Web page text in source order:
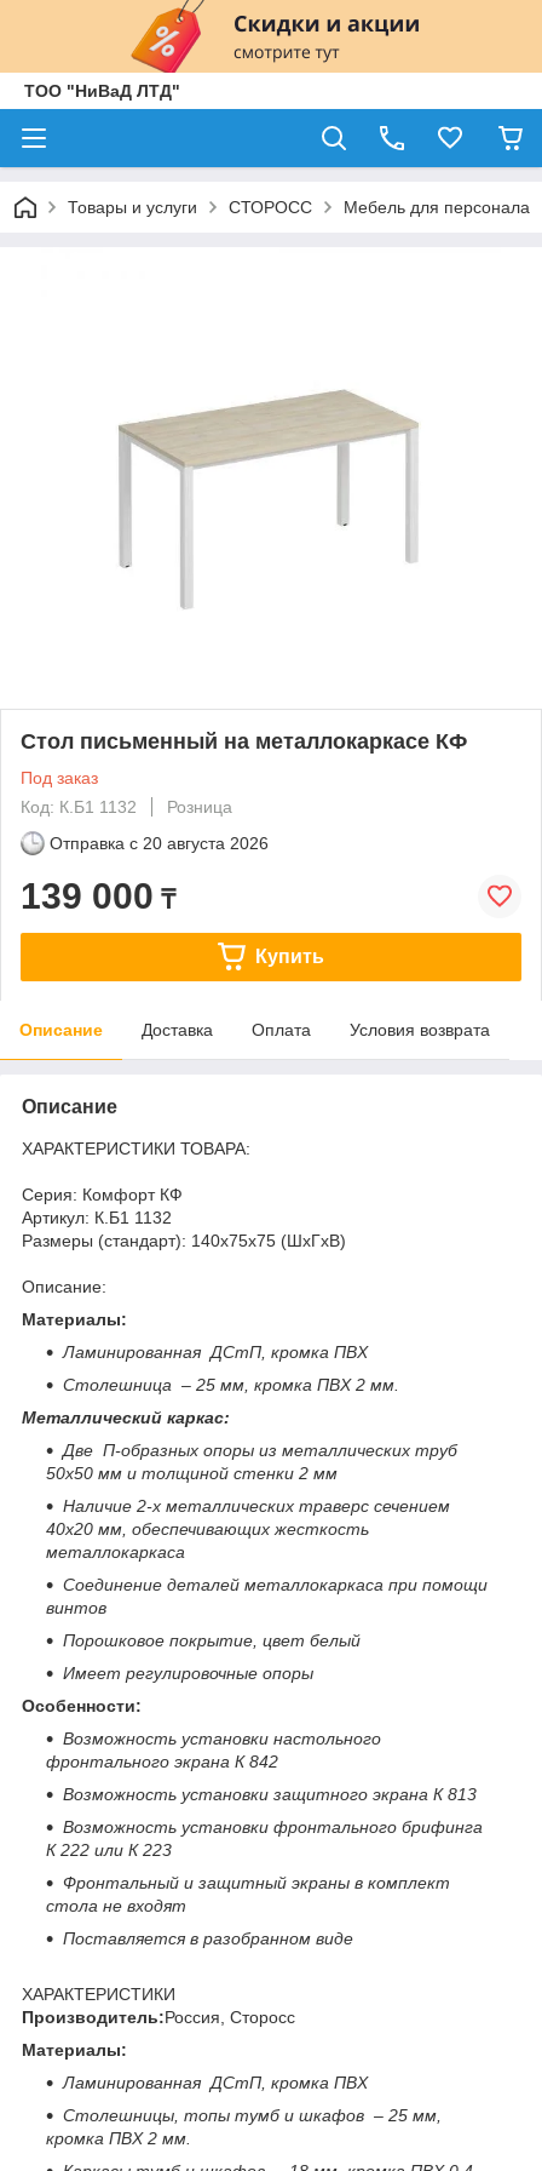
ТОО "НиВаД ЛТД"
Товары и услуги СТОРОСС Мебель для персонала
Стол письменный на металлокаркасе КФ
Под заказ
Код: К.Б1 1132
Розница
Отправка с 20 августа 2026
139 000 ₸
Купить
Описание Доставка Оплата Условия возврата
Описание
ХАРАКТЕРИСТИКИ ТОВАРА:
Серия: Комфорт КФ
Артикул: К.Б1 1132
Размеры (стандарт): 140x75x75 (ШхГхВ)
Описание:
Материалы:
Ламинированная ДСтП, кромка ПВХ
Столешница – 25 мм, кромка ПВХ 2 мм.
Металлический каркас:
Две П-образных опоры из металлических труб
50х50 мм и толщиной стенки 2 мм
Наличие 2-х металлических траверс сечением
40х20 мм, обеспечивающих жесткость
металлокаркаса
Соединение деталей металлокаркаса при помощи
винтов
Порошковое покрытие, цвет белый
Имеет регулировочные опоры
Особенности:
Возможность установки настольного
фронтального экрана К 842
Возможность установки защитного экрана К 813
Возможность установки фронтального брифинга
К 222 или К 223
Фронтальный и защитный экраны в комплект
стола не входят
Поставляется в разобранном виде
ХАРАКТЕРИСТИКИ
Производитель:Россия, Сторосс
Материалы:
Ламинированная ДСтП, кромка ПВХ
Столешницы, топы тумб и шкафов – 25 мм,
кромка ПВХ 2 мм.